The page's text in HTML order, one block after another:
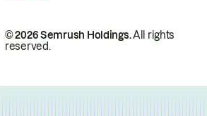
© 2026 Semrush Holdings.All rights
reserved.